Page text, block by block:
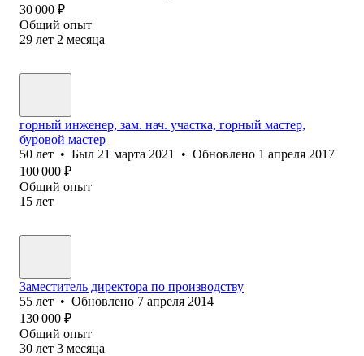
30 000 ₽
Общий опыт
29 лет 2 месяца
горный инженер, зам. нач. участка, горный мастер,
буровой мастер
50 лет • Был 21 марта 2021 • Обновлено 1 апреля 2017
100 000 ₽
Общий опыт
15 лет
Заместитель директора по производству
55 лет • Обновлено 7 апреля 2014
130 000 ₽
Общий опыт
30 лет 3 месяца